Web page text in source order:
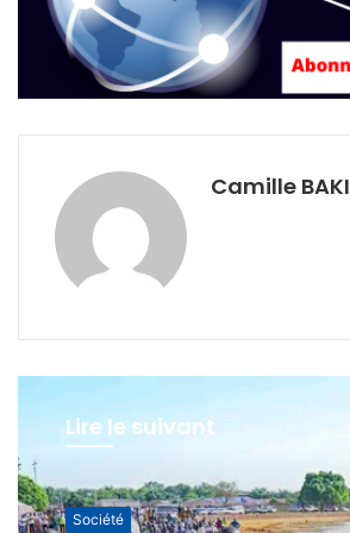
Camille BAKI
Lire le suivant
Société